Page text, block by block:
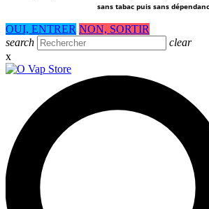
sans tabac puis sans
OUI, ENTRER NON, SORTIR
search
clear
x